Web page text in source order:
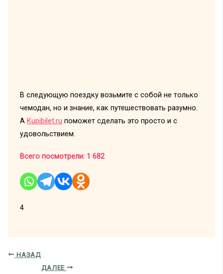
В следующую поездку возьмите с собой не только
чемодан, но и знание, как путешествовать разумно.
А Kupibilet.ru поможет сделать это просто и с
удовольствием.
Всего посмотрели: 1 682
4
НАЗАД
ДАЛЕЕ